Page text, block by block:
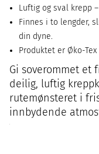
Luftig og sval krepp
Finnes i to lengder,
din dyne.
Produktet er Øko-
Gi soverommet et
deilig, luftig
rutemønsteret i
innbydende